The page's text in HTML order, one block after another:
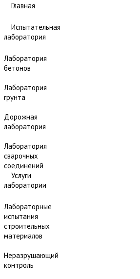
Главная
Испытательная
лаборатория
Лаборатория
бетонов
Лаборатория
грунта
Дорожная
лаборатория
Лаборатория
сварочных
соединений
Услуги
лаборатории
Лабораторные
испытания
строительных
материалов
Неразрушающий
контроль